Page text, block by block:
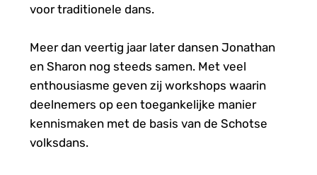
voor traditionele dans.
Meer dan veertig jaar later dansen Jonathan
en Sharon nog steeds samen. Met veel
enthousiasme geven zij workshops waarin
deelnemers op een toegankelijke manier
kennismaken met de basis van de Schotse
volksdans.